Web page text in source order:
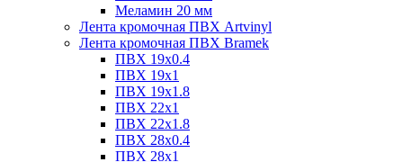
Меламин 20 мм
Лента кромочная ПВХ Artvinyl
Лента кромочная ПВХ Bramek
ПВХ 19x0.4
ПВХ 19х1
ПВХ 19х1.8
ПВХ 22х1
ПВХ 22х1.8
ПВХ 28х0.4
ПВХ 28х1